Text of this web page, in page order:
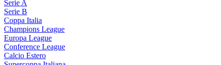
Serie A
Serie B
Coppa Italia
Champions League
Europa League
Conference League
Calcio Estero